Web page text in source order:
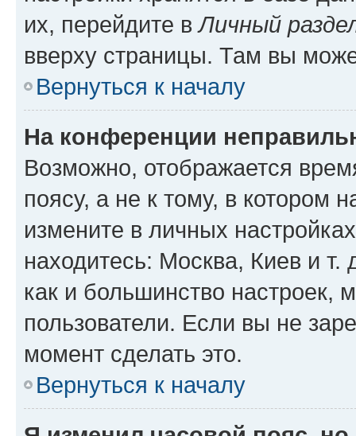
их, перейдите вЛичный
вверху страницы. Там вы
Вернуться к началу
На конференции
Возможно, отображается
поясу, а не к тому, в котором
измените в личных
находитесь: Москва, Киев и т.
как и большинство настроек,
пользователи. Если вы не
момент сделать это.
Вернуться к началу